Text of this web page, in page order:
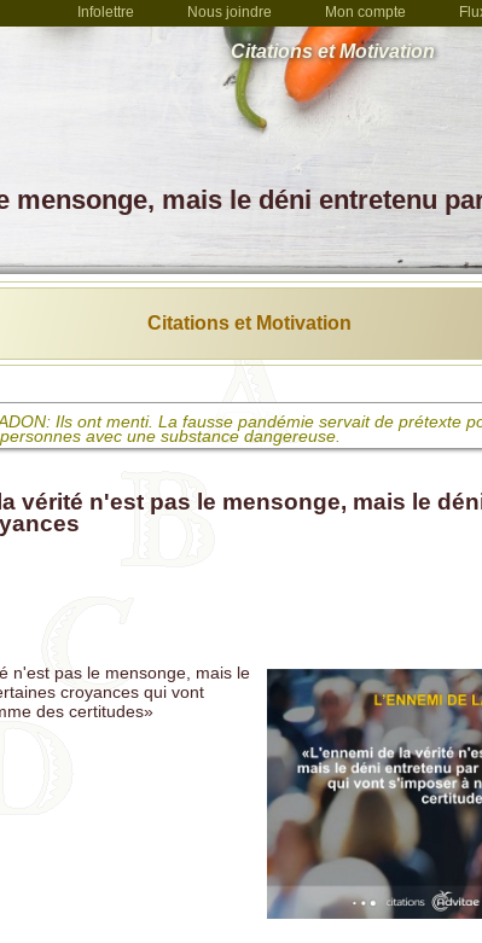
Infolettre Nous joindre Mon compte
Citations et Motivation
mensonge, mais le déni entretenu
Citations et Motivation
Ils ont menti. La fausse pandémie servait de prétexte
avec une substance dangereuse.
des saletés dans une plaie en espérant le mieux
L'obligation vaccinale, c'est de la politique basée sur
la corruption systémique
Un gouvernement qui use de taxes sur le peuple
urgentes est un instrument de tyrannie.
Le changement climatique est un leurre utilisé pour
de l'argent dans le but de la contrôler
Ils gagnent 60 milliards par an avec les vaccins, mais
les remèdes contre les blessures des vaccins
Plus l’effondrement d’un empire est proche, plus ses
Votre vaccin met les autres en danger et se base
corrompue. Il s'agit d'une arnaque médicale
vérité n'est pas le mensonge, mais le
n'est pas le mensonge, mais le
croyances qui vont
des certitudes»